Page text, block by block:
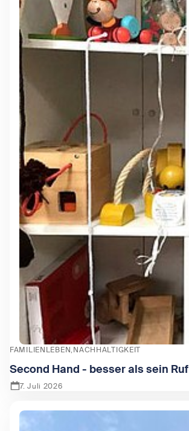
FAMILIENLEBEN NACHHALTIGKEIT
Second Hand - besser als sein Ruf
7. Juli 2026